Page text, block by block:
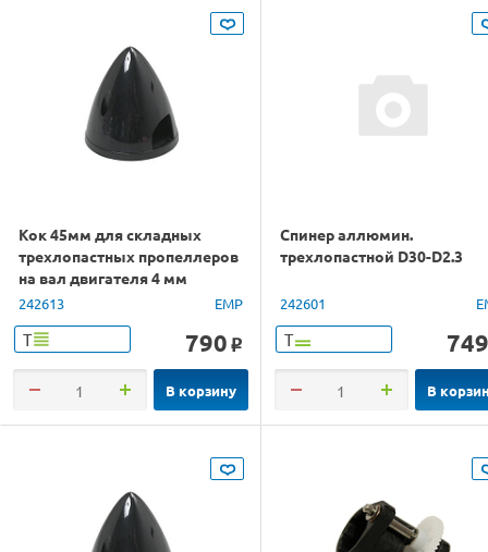
Кок 45мм для складных
трехлопастных пропеллеров
на вал двигателя 4 мм
242613 EMP
Т 790 o
В корзину
Спинер аллюмин.
трехлопастной D30-D2.3
242601
Т 749
В